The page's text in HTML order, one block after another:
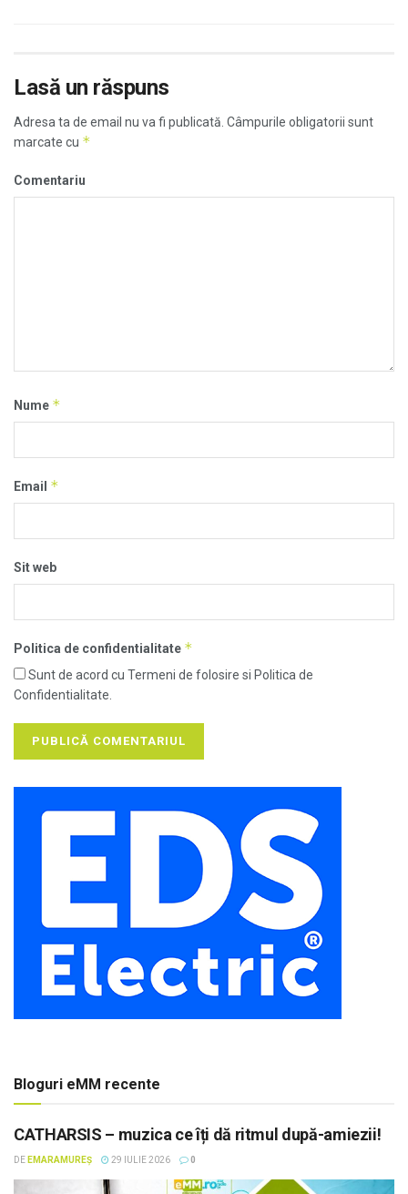
Lasă un răspuns
Adresa ta de email nu va fi publicată. Câmpurile obligatorii sunt
marcate cu *
Comentariu
Nume *
Email *
Sit web
Politica de confidentialitate *
Sunt de acord cu Termeni de folosire si Politica de
Confidentialitate.
Bloguri eMM recente
CATHARSIS – muzica ce îți dă ritmul după-amiezii!
DE EMARAMUREȘ 29 IULIE 2026 0